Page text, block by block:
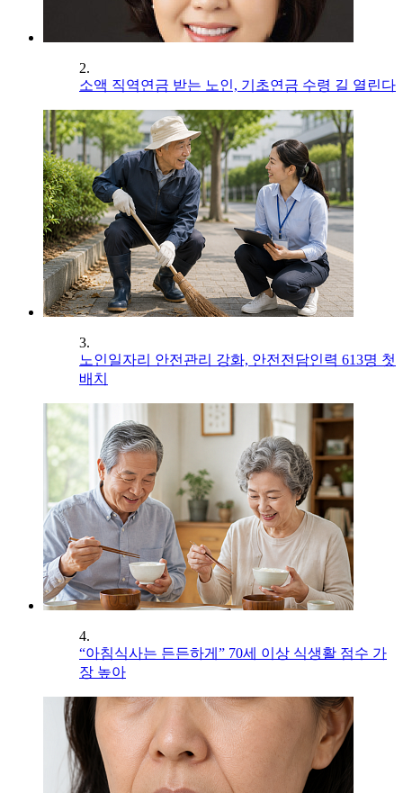
2.
소액 직역연금 받는 노인, 기초연금 수령 길 열린다
3.
노인일자리 안전관리 강화, 안전전담인력 613명 첫
배치
4.
“아침식사는 든든하게” 70세 이상 식생활 점수 가
장 높아